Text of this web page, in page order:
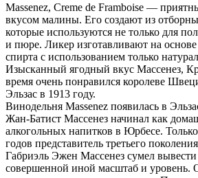
Massenez, Creme de Framboise —
вкусом малины. Его создают из
которые используются не только для
и пюре. Ликер изготавливают на основе
спирта с использованием только
Изысканный ягодный вкус Массенез,
время очень понравился королеве
Эльзас в 1913 году.
Винодельня Massenez появилась в
Жан-Батист Массенез начинал как
алкогольных напитков в Юрбесе.
годов представитель третьего
Габриэль Эжен Массенез сумел
совершенной иной масштаб и уровень.